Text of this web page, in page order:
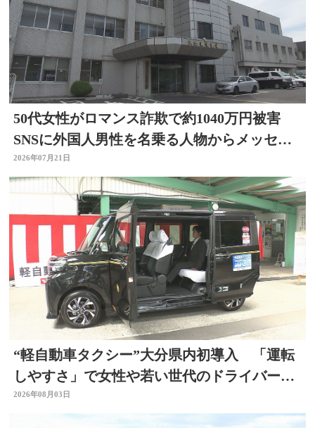
50代女性がロマンス詐欺で約1040万円被害
SNSに外国人男性を名乗る人物からメッセー
ジ 大分
2026年07月21日
“軽自動車タクシー”大分県内初導入 「運転
しやすさ」で女性や若い世代のドライバー確
保へ
2026年08月03日